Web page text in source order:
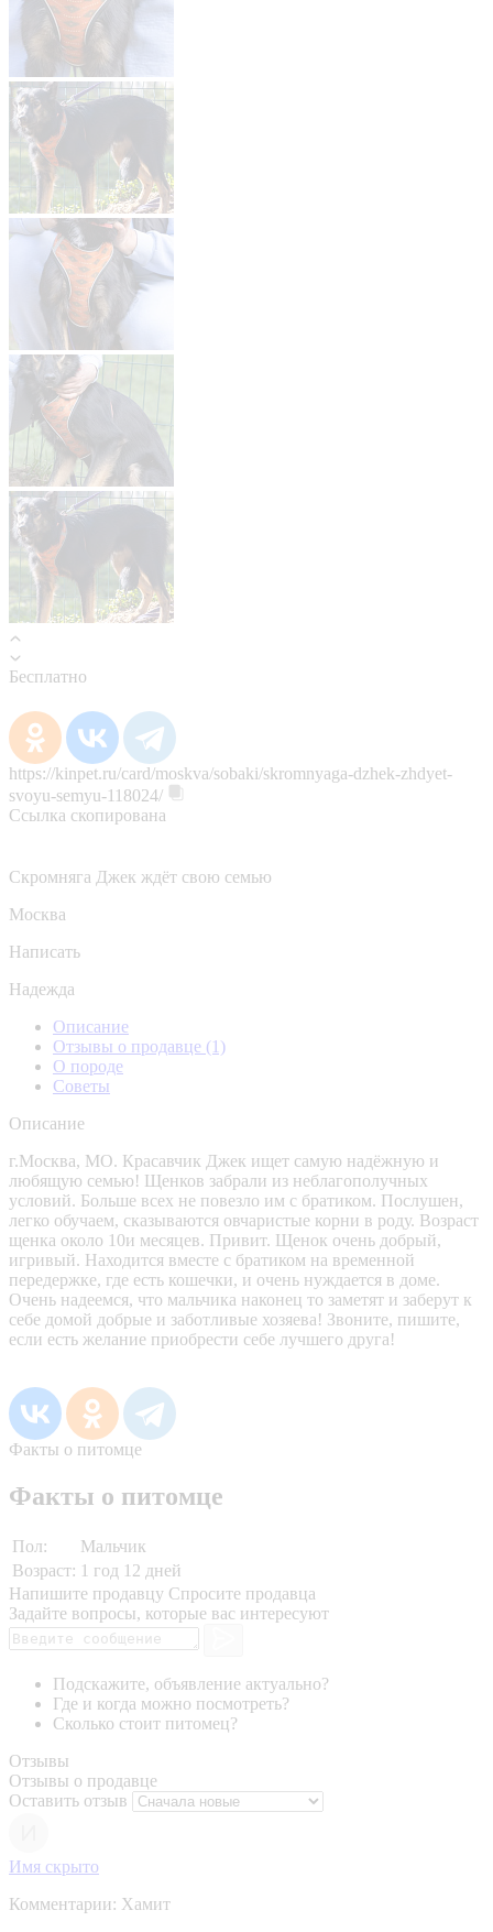
Бесплатно
https://kinpet.ru/card/moskva/sobaki/skromnyaga-dzhek-zhdyet-
svoyu-semyu-118024/
Ссылка скопирована
Скромняга Джек ждёт свою семью
Москва
Написать
Надежда
Описание
Отзывы о продавце (1)
О породе
Советы
Описание
г.Москва, МО. Красавчик Джек ищет самую надёжную и
любящую семью! Щенков забрали из неблагополучных
условий. Больше всех не повезло им с братиком. Послушен,
легко обучаем, сказываются овчаристые корни в роду. Возраст
щенка около 10и месяцев. Привит. Щенок очень добрый,
игривый. Находится вместе с братиком на временной
передержке, где есть кошечки, и очень нуждается в доме.
Очень надеемся, что мальчика наконец то заметят и заберут к
себе домой добрые и заботливые хозяева! Звоните, пишите,
если есть желание приобрести себе лучшего друга!
Факты о питомце
Факты о питомце
Пол:
Мальчик
Возраст: 1 год 12 дней
Напишите продавцу Спросите продавца
Задайте вопросы, которые вас интересуют
Подскажите, объявление актуально?
Где и когда можно посмотреть?
Сколько стоит питомец?
Отзывы
Отзывы о продавце
Оставить отзыв
Имя скрыто
Комментарии: Хамит